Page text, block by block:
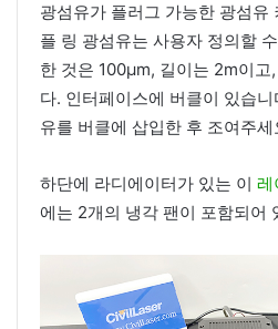
광섬유가 플러그 가능한 광섬유
플 링 광섬유는 사용자 정의할
한 것은 100μm, 길이는 2m이고
다. 인터페이스에 버클이 있습
유를 버클에 삽입한 후 조여주세
하단에 라디에이터가 있는 이 레
에는 2개의 냉각 팬이 포함되어